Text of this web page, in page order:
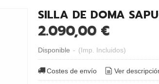
SILLA DE DOMA
2.090,00 €
Disponible - (Imp. Incluidos)
Costes de envío Ver